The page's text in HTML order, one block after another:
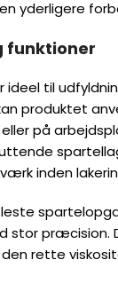
til udfyldning af
til en bred vifte
fungerer særligt
på indvendig